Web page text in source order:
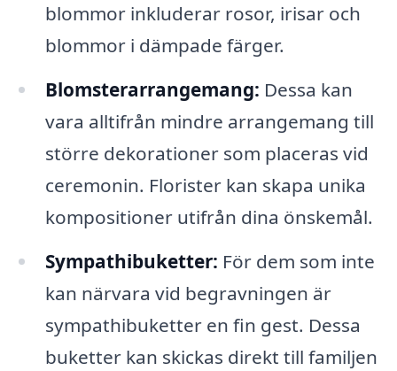
blommor inkluderar rosor, irisar och
blommor i dämpade färger.
Blomsterarrangemang: Dessa kan
vara alltifrån mindre arrangemang till
större dekorationer som placeras vid
ceremonin. Florister kan skapa unika
kompositioner utifrån dina önskemål.
Sympathibuketter: För dem som inte
kan närvara vid begravningen är
sympathibuketter en fin gest. Dessa
buketter kan skickas direkt till familjen